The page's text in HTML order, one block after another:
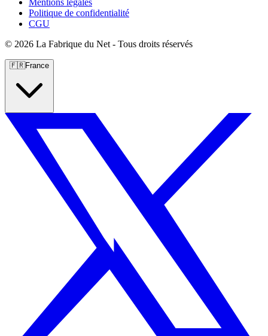
Mentions légales
Politique de confidentialité
CGU
© 2026 La Fabrique du Net - Tous droits réservés
🇫🇷France